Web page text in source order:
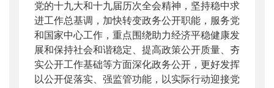
党的十九大和十九届历次全会精神，坚持稳中求
进工作总基调，加快转变政务公开职能，服务党
和国家中心工作，重点围绕助力经济平稳健康发
展和保持社会和谐稳定、提高政策公开质量、夯
实公开工作基础等方面深化政务公开，更好发挥
以公开促落实、强监管功能，以实际行动迎接党